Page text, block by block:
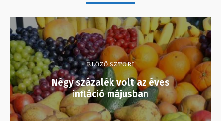
ELŐZŐ SZTORI
Négy százalék volt az éves
infláció májusban